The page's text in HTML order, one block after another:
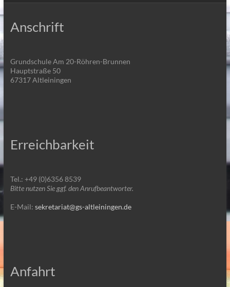
Anschrift
Grundschule Am 20-Röhren-Brunnen
Hauptstraße 50
67317 Altleiningen
Erreichbarkeit
Tel.: +49 (0)6356 8539
Bitte nutzen Sie ggf. den Anrufbeantworter.
E-Mail: sekretariat@gs-altleiningen.de
Anfahrt